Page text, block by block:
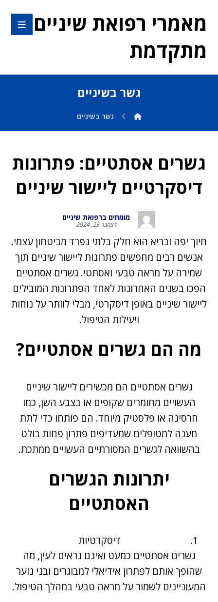
מאמרי רפואת שיניים
מתקדמת
גשר בשיניים
גשר בשיניים
גשרים אסתטיים: פתרונות
דיסקרטיים ליישור שיניים
מומחים ברפואת שיניים
דצמבר 23, 2024
חיוך יפה ובריא הוא חלק בלתי נפרד מביטחון עצמי.
אנשים רבים מחפשים פתרונות ליישור שיניים תוך
שמירה על מראה טבעי ואסתטי. גשרים אסתטיים
הפכו בשנים האחרונות לאחד הפתרונות המובילים
ליישור שיניים באופן דיסקרטי, מבלי לוותר על נוחות
ויעילות הטיפול.
מה הם גשרים אסתטיים?
גשרים אסתטיים הם מכשירים ליישור שיניים
העשויים מחומרים שקופים או בצבע השן, כמו
חרסינה או פלסטיק מיוחד. הם פותחו כדי לתת
מענה למטופלים שמעדיפים פתרון פחות בולט
בהשוואה לגשרים המסורתיים העשויים ממתכת.
יתרונות הגשרים
האסתטיים
דיסקרטיות
גשרים אסתטיים כמעט ואינם נראים לעין, מה
שהופך אותם לפתרון אידיאלי למבוגרים ובני נוער
המעוניינים לשמור על מראה טבעי במהלך הטיפול.